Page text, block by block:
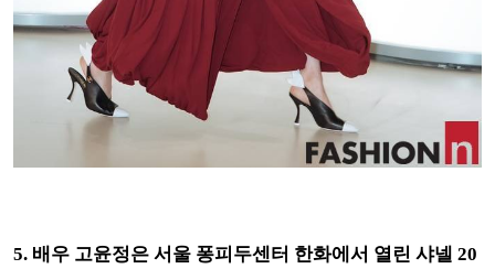
5. 배우 고윤정은 서울 퐁피두센터 한화에서 열린 샤넬 20